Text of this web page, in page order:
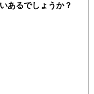
あるでしょうか？